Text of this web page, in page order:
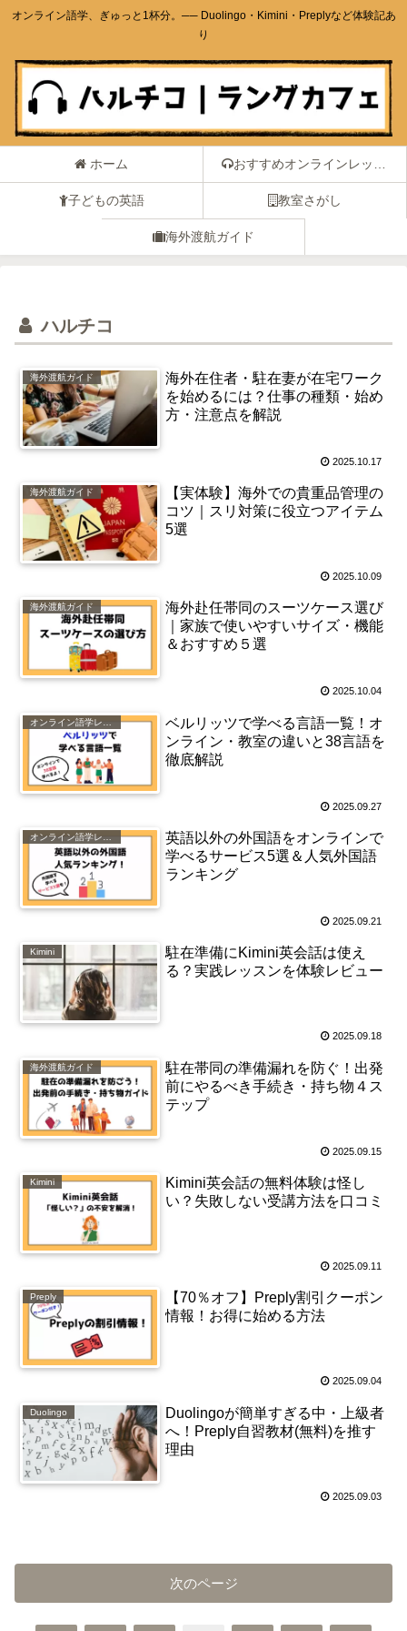
オンライン語学、ぎゅっと1杯分。── Duolingo・Kimini・Preplyなど体験記あ
り
ホーム おすすめオンラインレッスン
子どもの英語 教室さがし
海外渡航ガイド
ハルチコ
海外渡航ガイド
海外在住者・駐在妻が在宅ワーク
を始めるには？仕事の種類・始め
方・注意点を解説
2025.10.17
海外渡航ガイド
【実体験】海外での貴重品管理の
コツ｜スリ対策に役立つアイテム
5選
2025.10.09
海外渡航ガイド
海外赴任帯同のスーツケース選び
｜家族で使いやすいサイズ・機能
＆おすすめ５選
2025.10.04
ベルリッツで学べる言語一覧！オ
ンライン・教室の違いと38言語を
徹底解説
2025.09.27
英語以外の外国語をオンラインで
学べるサービス5選＆人気外国語
ランキング
2025.09.21
Kimini
駐在準備にKimini英会話は使え
る？実践レッスンを体験レビュー
2025.09.18
海外渡航ガイド
駐在帯同の準備漏れを防ぐ！出発
前にやるべき手続き・持ち物４ス
テップ
2025.09.15
Kimini
Kimini英会話の無料体験は怪し
い？失敗しない受講方法を口コミ
2025.09.11
Preply
【70％オフ】Preply割引クーポン
情報！お得に始める方法
2025.09.04
Duolingo
Duolingoが簡単すぎる中・上級者
へ！Preply自習教材(無料)を推す
理由
2025.09.03
次のページ